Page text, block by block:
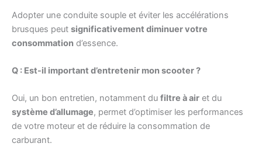
Adopter une conduite souple et éviter les accélérations
brusques peut significativement diminuer votre
consommation d’essence.
Q : Est-il important d’entretenir mon scooter ?
Oui, un bon entretien, notamment du filtre à air et du
système d’allumage, permet d’optimiser les performances
de votre moteur et de réduire la consommation de
carburant.